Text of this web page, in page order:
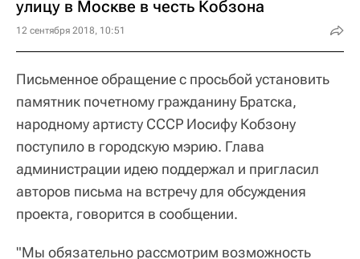
улицу в Москве в честь Кобзона
12 сентября 2018, 10:51
Письменное обращение с просьбой установить
памятник почетному гражданину Братска,
народному артисту СССР Иосифу Кобзону
поступило в городскую мэрию. Глава
администрации идею поддержал и пригласил
авторов письма на встречу для обсуждения
проекта, говорится в сообщении.
"Мы обязательно рассмотрим возможность